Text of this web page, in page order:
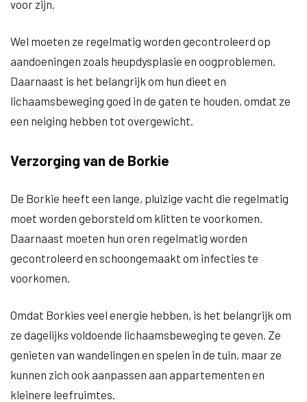
voor zijn.
Wel moeten ze regelmatig worden gecontroleerd op
aandoeningen zoals heupdysplasie en oogproblemen.
Daarnaast is het belangrijk om hun dieet en
lichaamsbeweging goed in de gaten te houden, omdat ze
een neiging hebben tot overgewicht.
Verzorging van de Borkie
De Borkie heeft een lange, pluizige vacht die regelmatig
moet worden geborsteld om klitten te voorkomen.
Daarnaast moeten hun oren regelmatig worden
gecontroleerd en schoongemaakt om infecties te
voorkomen.
Omdat Borkies veel energie hebben, is het belangrijk om
ze dagelijks voldoende lichaamsbeweging te geven. Ze
genieten van wandelingen en spelen in de tuin, maar ze
kunnen zich ook aanpassen aan appartementen en
kleinere leefruimtes.